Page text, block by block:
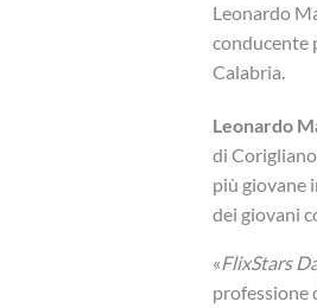
Leonardo
conducente
Calabria.
Leonardo
di
più giovane
dei giovani
«FlixStars
professione